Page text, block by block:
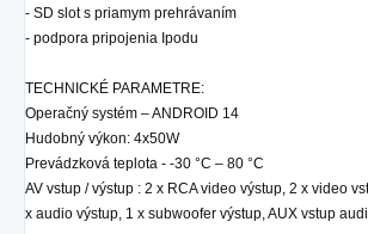
- SD slot s priamym prehrávaním
- podpora pripojenia Ipodu
TECHNICKÉ PARAMETRE:
Operačný systém – ANDROID 14
Hudobný výkon: 4x50W
Prevádzková teplota - -30 °C – 80 °C
AV vstup / výstup : 2 x RCA video výstup, 2 x video
x audio výstup, 1 x subwoofer výstup, AUX vstup